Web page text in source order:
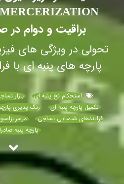
براقیت و دوام
تحولی در ویژگی‌ های
پارچه های پنبه‌ ای با
استحکام نخ پنبه‌ ای بازار
تکمیل پارچه پنبه‌ ای
رنگ‌ پذیری
فرایندهای شیمیایی نساجی
پارچه پنبه